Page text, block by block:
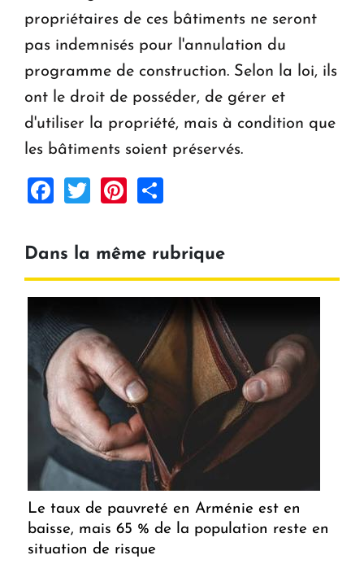
propriétaires de ces bâtiments ne seront
pas indemnisés pour l'annulation du
programme de construction. Selon la loi, ils
ont le droit de posséder, de gérer et
d'utiliser la propriété, mais à condition que
les bâtiments soient préservés.
Facebook
TwitterPinterest
Dans la même rubrique
Le taux de pauvreté en Arménie est en
baisse, mais 65 % de la population reste en
situation de risque